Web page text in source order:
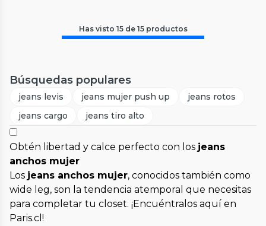
Has visto 15de 15 productos
Búsquedas populares
jeans levis jeans mujer push up
jeans rotos
jeans cargo
jeans tiro alto
Obtén libertad y calce perfecto con los jeans
anchos mujer
Los jeans anchos mujer, conocidos también como
wide leg, son la tendencia atemporal que necesitas
para completar tu closet. ¡Encuéntralos aquí en
Paris.cl!